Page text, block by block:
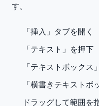
す。
「挿入」タブを開く
「テキスト」を押下
「テキストボックス
「横書きテキスト
ドラッグして範囲を